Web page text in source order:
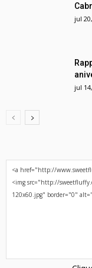
jul
jul